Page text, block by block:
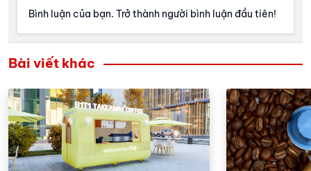
Bình luận của bạn. Trở thành người bình luận đầu tiên!
Bài viết khác